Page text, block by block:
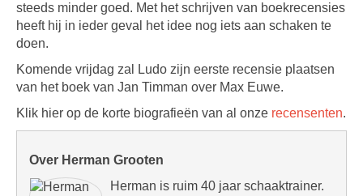
steeds minder goed. Met het schrijven van boekrecensies
heeft hij in ieder geval het idee nog iets aan schaken te
doen.
Komende vrijdag zal Ludo zijn eerste recensie plaatsen
van het boek van Jan Timman over Max Euwe.
Klik hier op de korte biografieën van al onze recensenten.
Over Herman Grooten
Herman is ruim 40 jaar schaaktrainer.